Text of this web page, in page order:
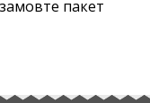
пакет